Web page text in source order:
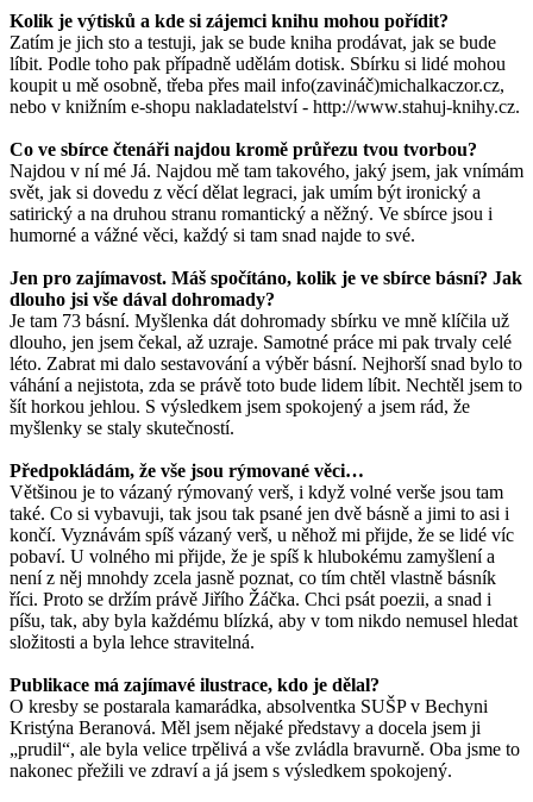
Kolik je výtisků a kde si zájemci knihu mohou pořídit?
Zatím je jich sto a testuji, jak se bude kniha prodávat, jak se bude
líbit. Podle toho pak případně udělám dotisk. Sbírku si lidé mohou
koupit u mě osobně, třeba přes mail info(zavináč)michalkaczor.cz,
nebo v knižním e-shopu nakladatelství - http://www.stahuj-knihy.cz.
Co ve sbírce čtenáři najdou kromě průřezu tvou tvorbou?
Najdou v ní mé Já. Najdou mě tam takového, jaký jsem, jak vnímám
svět, jak si dovedu z věcí dělat legraci, jak umím být ironický a
satirický a na druhou stranu romantický a něžný. Ve sbírce jsou i
humorné a vážné věci, každý si tam snad najde to své.
Jen pro zajímavost. Máš spočítáno, kolik je ve sbírce básní? Jak
dlouho jsi vše dával dohromady?
Je tam 73 básní. Myšlenka dát dohromady sbírku ve mně klíčila už
dlouho, jen jsem čekal, až uzraje. Samotné práce mi pak trvaly celé
léto. Zabrat mi dalo sestavování a výběr básní. Nejhorší snad bylo to
váhání a nejistota, zda se právě toto bude lidem líbit. Nechtěl jsem to
šít horkou jehlou. S výsledkem jsem spokojený a jsem rád, že
myšlenky se staly skutečností.
Předpokládám, že vše jsou rýmované věci…
Většinou je to vázaný rýmovaný verš, i když volné verše jsou tam
také. Co si vybavuji, tak jsou tak psané jen dvě básně a jimi to asi i
končí. Vyznávám spíš vázaný verš, u něhož mi přijde, že se lidé víc
pobaví. U volného mi přijde, že je spíš k hlubokému zamyšlení a
není z něj mnohdy zcela jasně poznat, co tím chtěl vlastně básník
říci. Proto se držím právě Jiřího Žáčka. Chci psát poezii, a snad i
píšu, tak, aby byla každému blízká, aby v tom nikdo nemusel hledat
složitosti a byla lehce stravitelná.
Publikace má zajímavé ilustrace, kdo je dělal?
O kresby se postarala kamarádka, absolventka SUŠP v Bechyni
Kristýna Beranová. Měl jsem nějaké představy a docela jsem ji
„prudil“, ale byla velice trpělivá a vše zvládla bravurně. Oba jsme to
nakonec přežili ve zdraví a já jsem s výsledkem spokojený.